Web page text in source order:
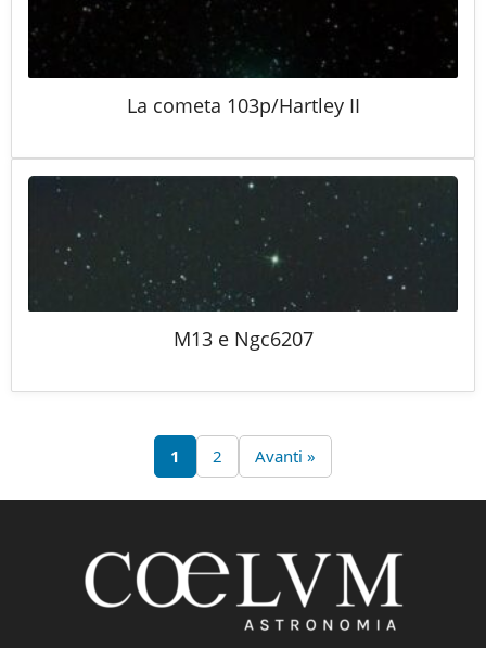
La cometa 103p/Hartley II
M13 e Ngc6207
1 2 Avanti »